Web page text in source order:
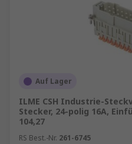
Auf Lager
ILME CSH Industrie-
Stecker, 24-polig 16A,
104,27
RS Best.-Nr. 261-6745